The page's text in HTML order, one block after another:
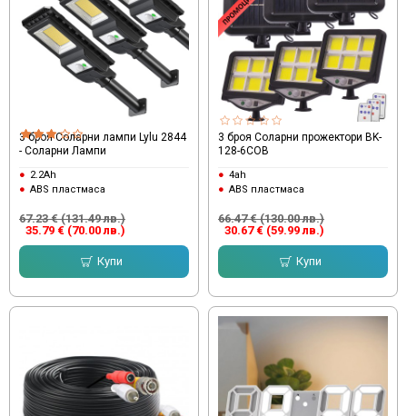
3 броя Соларни лампи Lylu 2844
- Соларни Лампи
2.2Ah
ABS пластмаса
35.79 € (70.00 лв.)
67.23 € (131.49 лв.)
Купи
3 броя Соларни прожектори BK-
128-6COB
4ah
ABS пластмаса
30.67 € (59.99 лв.)
66.47 € (130.00 лв.)
Купи